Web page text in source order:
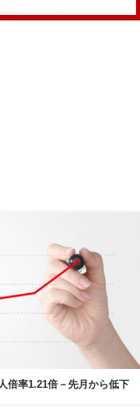
倍率1.21倍－先月から低下